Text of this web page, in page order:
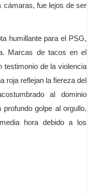
cámaras, fue lejos de ser
humillante para el PSG,
Marcas de tacos en el
testimonio de la violencia
roja reflejan la fiereza del
al dominio
golpe al orgullo.
hora debido a los